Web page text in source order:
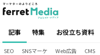
記事 特集 お役立ち資料
SEO SNSマーケ Web広告 CMS